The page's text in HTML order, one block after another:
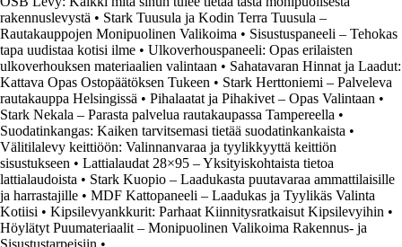
rakennuslevystä • Stark Tuusula ja Kodin Terra Tuusula –
Rautakauppojen Monipuolinen Valikoima • Sisustuspaneeli – Tehokas
tapa uudistaa kotisi ilme • Ulkoverhouspaneeli: Opas erilaisten
ulkoverhouksen materiaalien valintaan • Sahatavaran Hinnat ja Laadut:
Kattava Opas Ostopäätöksen Tukeen • Stark Herttoniemi – Palveleva
rautakauppa Helsingissä • Pihalaatat ja Pihakivet – Opas Valintaan •
Stark Nekala – Parasta palvelua rautakaupassa Tampereella •
Suodatinkangas: Kaiken tarvitsemasi tietää suodatinkankaista •
Välitilalevy keittiöön: Valinnanvaraa ja tyylikkyyttä keittiön
sisustukseen • Lattialaudat 28×95 – Yksityiskohtaista tietoa
lattialaudoista • Stark Kuopio – Laadukasta puutavaraa ammattilaisille
ja harrastajille • MDF Kattopaneeli – Laadukas ja Tyylikäs Valinta
Kotiisi • Kipsilevyankkurit: Parhaat Kiinnitysratkaisut Kipsilevyihin •
Höylätyt Puumateriaalit – Monipuolinen Valikoima Rakennus- ja